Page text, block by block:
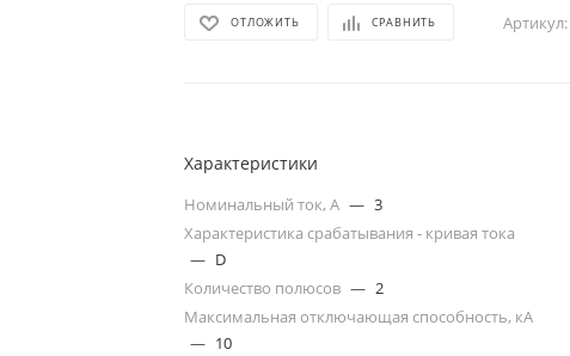
ОТЛОЖИТЬ СРАВНИТЬ Артикул:
Характеристики
Номинальный ток, А — 3
Характеристика срабатывания - кривая тока
— D
Количество полюсов — 2
Максимальная отключающая способность, кА
— 10